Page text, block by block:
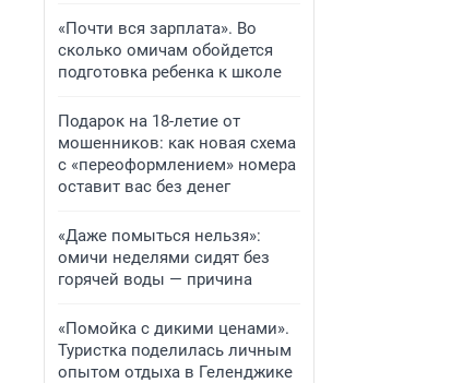
«Почти вся зарплата». Во
сколько омичам обойдется
подготовка ребенка к школе
Подарок на 18-летие от
мошенников: как новая схема
с «переоформлением» номера
оставит вас без денег
«Даже помыться нельзя»:
омичи неделями сидят без
горячей воды — причина
«Помойка с дикими ценами».
Туристка поделилась личным
опытом отдыха в Геленджике